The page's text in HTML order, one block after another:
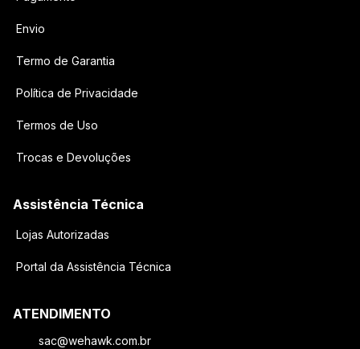
Envio
Termo de Garantia
Política de Privacidade
Termos de Uso
Trocas e Devoluções
Assistência Técnica
Lojas Autorizadas
Portal da Assistência Técnica
ATENDIMENTO
sac@wehawk.com.br